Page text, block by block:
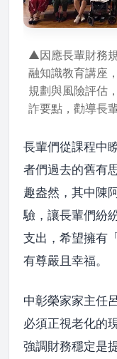
▲因應長輩財務
融知識教育講座
規劃與風險評估
詐要點，勸導長
長輩們從課程中
者們過去的舊有
趣盎然，其中陳
驗，讓長輩們紛
支出，希望擁有
有尊嚴且幸福。
中彰榮家家主任
必須正視老化的
強調財務穩定是